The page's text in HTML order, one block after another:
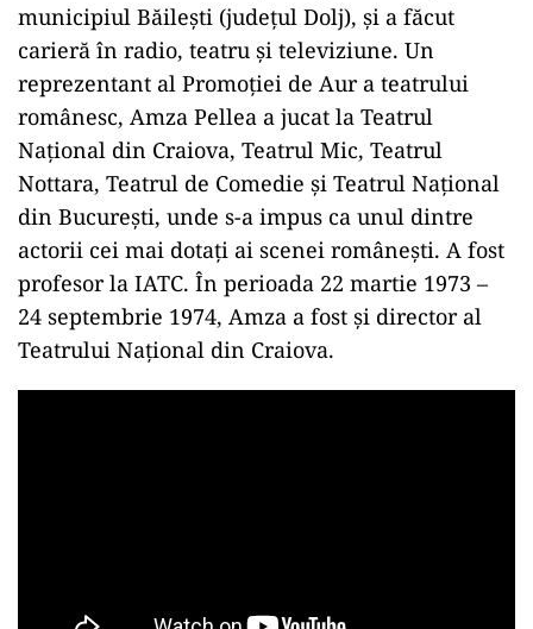
municipiul Băilești (județul Dolj), și a făcut
carieră în radio, teatru și televiziune. Un
reprezentant al Promoției de Aur a teatrului
românesc, Amza Pellea a jucat la Teatrul
Național din Craiova, Teatrul Mic, Teatrul
Nottara, Teatrul de Comedie și Teatrul Național
din București, unde s-a impus ca unul dintre
actorii cei mai dotați ai scenei românești. A fost
profesor la IATC. În perioada 22 martie 1973 –
24 septembrie 1974, Amza a fost și director al
Teatrului Național din Craiova.